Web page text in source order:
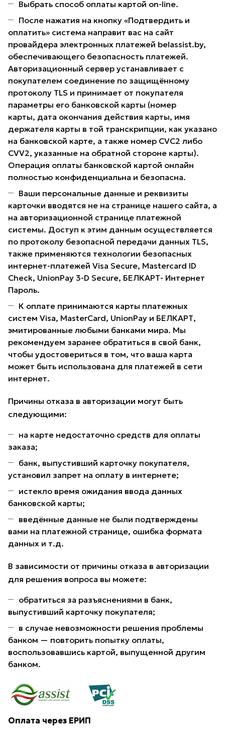
Выбрать способ оплаты картой on-line.
После нажатия на кнопку «Подтвердить и
оплатить» система направит вас на сайт
провайдера электронных платежей belassist.by,
обеспечивающего безопасность платежей.
Авторизационный сервер устанавливает с
покупателем соединение по защищённому
протоколу TLS и принимает от покупателя
параметры его банковской карты (номер
карты, дата окончания действия карты, имя
держателя карты в той транскрипции, как указано
на банковской карте, а также номер CVC2 либо
CVV2, указанные на обратной стороне карты).
Операция оплаты банковской картой онлайн
полностью конфиденциальна и безопасна.
Ваши персональные данные и реквизиты
карточки вводятся не на странице нашего сайта, а
на авторизационной странице платежной
системы. Доступ к этим данным осуществляется
по протоколу безопасной передачи данных TLS,
также применяются технологии безопасных
интернет-платежей Visa Secure, Mastercard ID
Check, UnionPay 3-D Secure, БЕЛКАРТ- Интернет
Пароль.
К оплате принимаются карты платежных
систем Visa, MasterCard, UnionPay и БЕЛКАРТ,
эмитированные любыми банками мира. Мы
рекомендуем заранее обратиться в свой банк,
чтобы удостовериться в том, что ваша карта
может быть использована для платежей в сети
интернет.
Причины отказа в авторизации могут быть
следующими:
на карте недостаточно средств для оплаты
заказа;
банк, выпустивший карточку покупателя,
установил запрет на оплату в интернете;
истекло время ожидания ввода данных
банковской карты;
введённые данные не были подтверждены
вами на платежной странице, ошибка формата
данных и т.д.
В зависимости от причины отказа в авторизации
для решения вопроса вы можете:
обратиться за разъяснениями в банк,
выпустивший карточку покупателя;
в случае невозможности решения проблемы
банком — повторить попытку оплаты,
воспользовавшись картой, выпущенной другим
банком.
Оплата через ЕРИП